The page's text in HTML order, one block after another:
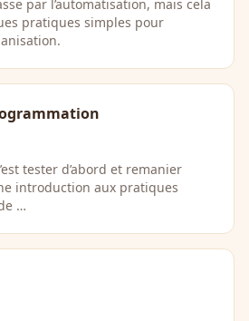
par l’automatisation, mais cela
pratiques simples pour
tester d’abord et remanier
introduction aux pratiques
…